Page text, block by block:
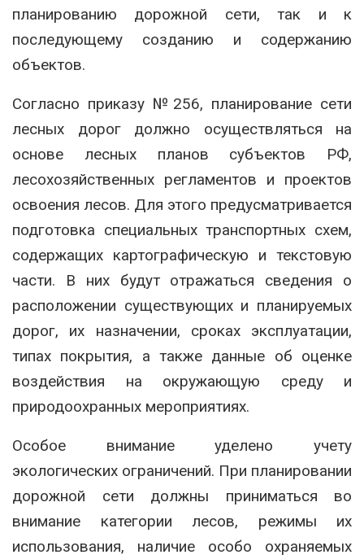
планированию дорожной сети, так и к
последующему созданию и содержанию
объектов.
Согласно приказу №256, планирование сети
лесных дорог должно осуществляться на
основе лесных планов субъектов РФ,
лесохозяйственных регламентов и проектов
освоения лесов. Для этого предусматривается
подготовка специальных транспортных схем,
содержащих картографическую и текстовую
части. В них будут отражаться сведения о
расположении существующих и планируемых
дорог, их назначении, сроках эксплуатации,
типах покрытия, а также данные об оценке
воздействия на окружающую среду и
природоохранных мероприятиях.
Особое внимание уделено учету
экологических ограничений. При планировании
дорожной сети должны приниматься во
внимание категории лесов, режимы их
использования, наличие особо охраняемых